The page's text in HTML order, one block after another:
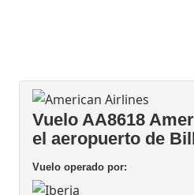
Vuelo AA8618
el aeropuerto de
Vuelo operado por: